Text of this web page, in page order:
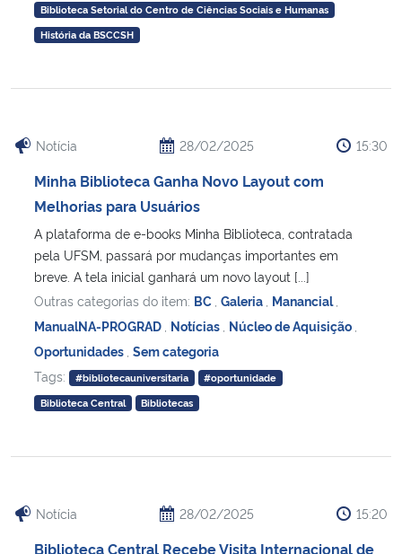
Biblioteca Setorial do Centro de Ciências Sociais e Humanas
História da BSCCSH
Notícia 28/02/2025 15:30
Minha Biblioteca Ganha Novo Layout com
Melhorias para Usuários
A plataforma de e-books Minha Biblioteca, contratada
pela UFSM, passará por mudanças importantes em
breve. A tela inicial ganhará um novo layout [...]
Outras categorias do item: BC Galeria Manancial
ManualNA-PROGRAD Notícias Núcleo de Aquisição
Oportunidades Sem categoria
Tags:
#bibliotecauniversitaria
#oportunidade
Biblioteca Central
Bibliotecas
Notícia 28/02/2025 15:20
Biblioteca Central Recebe Visita Internacional de